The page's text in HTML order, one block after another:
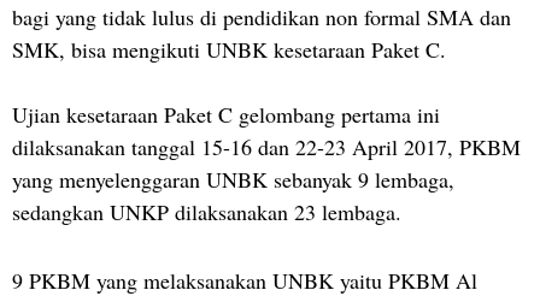
bagi yang tidak lulus di pendidikan non formal SMA dan
SMK, bisa mengikuti UNBK kesetaraan Paket C.
Ujian kesetaraan Paket C gelombang pertama ini
dilaksanakan tanggal 15-16 dan 22-23 April 2017, PKBM
yang menyelenggaran UNBK sebanyak 9 lembaga,
sedangkan UNKP dilaksanakan 23 lembaga.
9 PKBM yang melaksanakan UNBK yaitu PKBM Al